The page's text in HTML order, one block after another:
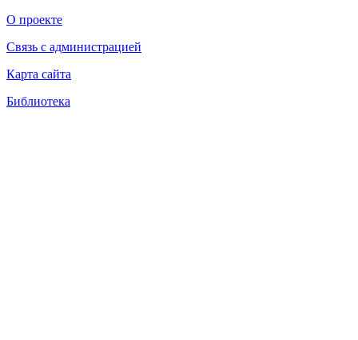
О проекте
Связь с администрацией
Карта сайта
Библиотека